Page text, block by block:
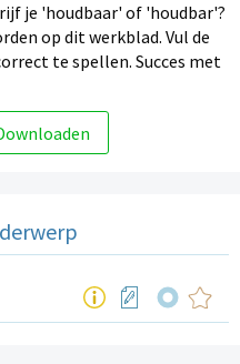
je 'houdbaar' of 'houdbar'?
op dit werkblad. Vul de
te spellen. Succes met